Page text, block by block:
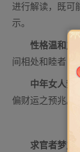
进行解读，既可
示。
性格温和之
间相处和睦者，
中年女人梦
偏财运之预兆。
求官者梦之